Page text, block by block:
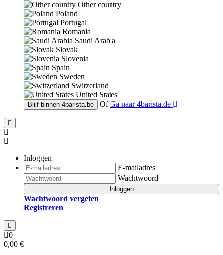
Other country
Poland
Portugal
Romania
Saudi Arabia
Slovak
Slovenia
Spain
Sweden
Switzerland
United States
Blijf binnen 4barista.be Of Ga naar4barista.de
Inloggen
E-mailadres
Wachtwoord
Inloggen
Wachtwoord vergeten
Registreren
0
0,00 €